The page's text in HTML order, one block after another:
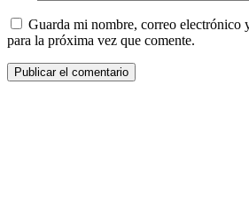
Guarda mi nombre, correo electrónico
para la próxima vez que comente.